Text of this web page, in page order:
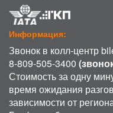
Информация:
Звонок в колл-центр
8-809-505-3400
Стоимость за одну
время ожидания
зависимости от